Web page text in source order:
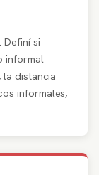
si
informal
distancia
informales,